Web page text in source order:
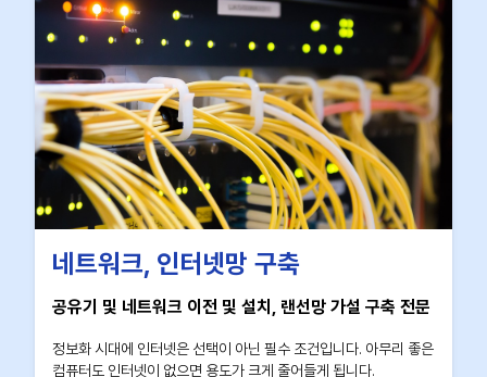
네트워크, 인터넷망 구축
공유기 및 네트워크 이전 및 설치, 랜선망 가설 구축 전문
정보화 시대에 인터넷은 선택이 아닌 필수 조건입니다. 아무리 좋은
컴퓨터도 인터넷이 없으면 용도가 크게 줄어들게 됩니다.